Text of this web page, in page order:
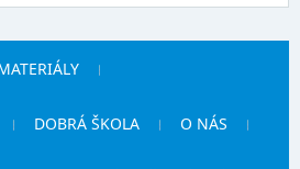
DOBRÁ ŠKOLA O NÁS